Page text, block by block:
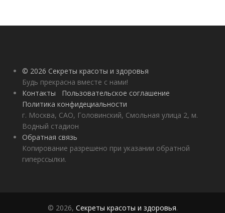
© 2026 Секреты красоты и здоровья
Будь прекрасна вместе с нами!
Контакты
Пользовательское соглашение
Политика конфидециальности
г. Москва, САО, Головинский, Смольная улица 2, м.
Водный стадион
Обратная связь
Копирование разрешено при указании обратной
гиперссылки.
© 2026, Секреты красоты и здоровья.